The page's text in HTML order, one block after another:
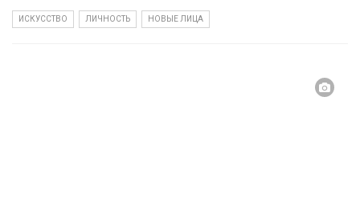
ИСКУССТВО ЛИЧНОСТЬ НОВЫЕ ЛИЦА